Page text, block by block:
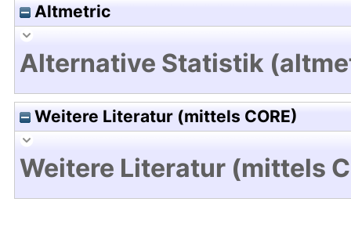
Altmetric
Alternative Statistik
Weitere Literatur (mittels CORE)
Weitere Literatur (mittels